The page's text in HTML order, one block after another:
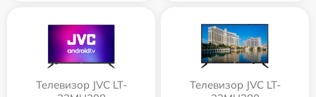
Телевизор JVC LT-
Телевизор JVC LT-